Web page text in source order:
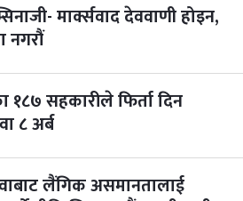
मार्क्सवाद देववाणी होइन,
नगरौं
१८७ सहकारीले फिर्ता दिन
८ अर्ब
लैंगिक असमानतालाई